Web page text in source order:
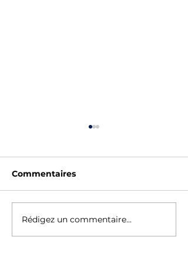
SAUV'STAGE - ÉTÉ
Commentaires
Rédigez un commentaire...